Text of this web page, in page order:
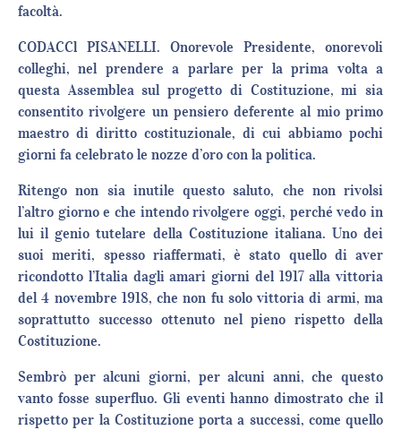
facoltà.
CODACCl PISANELLI. Onorevole Presidente, onorevoli
colleghi, nel prendere a parlare per la prima volta a
questa Assemblea sul progetto di Costituzione, mi sia
consentito rivolgere un pensiero deferente al mio primo
maestro di diritto costituzionale, di cui abbiamo pochi
giorni fa celebrato le nozze d’oro con la politica.
Ritengo non sia inutile questo saluto, che non rivolsi
l’altro giorno e che intendo rivolgere oggi, perché vedo in
lui il genio tutelare della Costituzione italiana. Uno dei
suoi meriti, spesso riaffermati, è stato quello di aver
ricondotto l’Italia dagli amari giorni del 1917 alla vittoria
del 4 novembre 1918, che non fu solo vittoria di armi, ma
soprattutto successo ottenuto nel pieno rispetto della
Costituzione.
Sembrò per alcuni giorni, per alcuni anni, che questo
vanto fosse superfluo. Gli eventi hanno dimostrato che il
rispetto per la Costituzione porta a successi, come quello